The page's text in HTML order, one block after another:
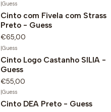
|Guess
Cinto com Fivela com Strass
Preto - Guess
€65,00
|Guess
Cinto Logo Castanho SILIA -
Guess
€55,00
|Guess
Cinto DEA Preto - Guess